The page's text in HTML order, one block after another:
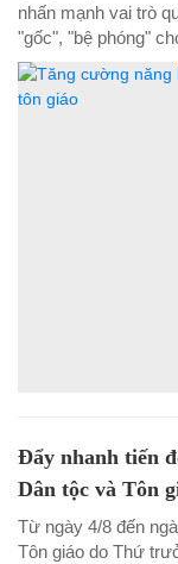
nhấn mạnh vai trò
"gốc", "bệ phóng"
Đẩy nhanh tiến
Dân tộc và Tôn
Từ ngày 4/8 đến
Tôn giáo do Thứ